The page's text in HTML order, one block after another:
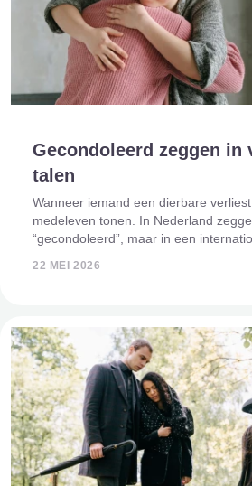
Gecondoleerd zeggen in
talen
Wanneer iemand een dierbare
medeleven tonen. In Nederland
“gecondoleerd”, maar in een
22 MEI 2026